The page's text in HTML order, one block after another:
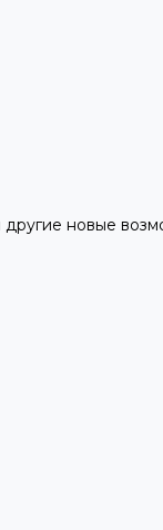
другие новые